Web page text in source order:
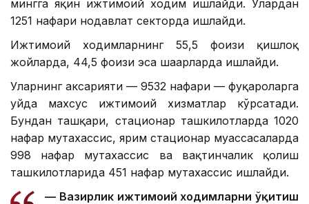
мингга яқин ижтимоий ходим ишлайди. Улардан
1251 нафари нодавлат секторда ишлайди.
Ижтимоий ходимларнинг 55,5 фоизи қишлоқ
жойларда, 44,5 фоизи эса шаҳарларда ишлайди.
Уларнинг аксарияти — 9532 нафари — фуқароларга
уйда махсус ижтимоий хизматлар кўрсатади.
Бундан ташқари, стационар ташкилотларда 1020
нафар мутахассис, ярим стационар муассасаларда
998 нафар мутахассис ва вақтинчалик қолиш
ташкилотларида 451 нафар мутахассис ишлайди.
— Вазирлик ижтимоий ходимларни ўқитиш